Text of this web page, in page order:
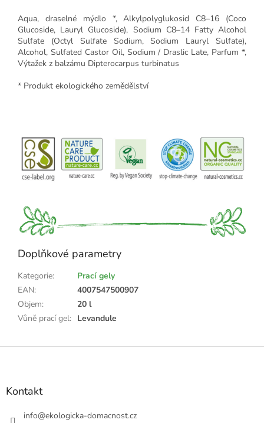
Aqua, draselné mýdlo *, Alkylpolyglukosid C8–16 (Coco
Glucoside, Lauryl Glucoside), Sodium C8–14 Fatty Alcohol
Sulfate (Octyl Sulfate Sodium, Sodium Lauryl Sulfate),
Alcohol, Sulfated Castor Oil, Sodium / Draslic Late, Parfum *,
Výtažek z balzámu Dipterocarpus turbinatus
* Produkt ekologického zemědělství
Doplňkové parametry
Kategorie:
Prací gely
EAN:
4007547500907
Objem:
20 l
Vůně prací gel: Levandule
Z
Kontakt
info@ekologicka-domacnost.cz